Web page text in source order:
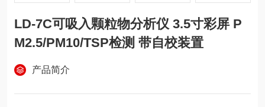
LD-7C可吸入颗粒物分析仪 3.5寸彩屏 P
M2.5/PM10/TSP检测 带自校装置
产品简介